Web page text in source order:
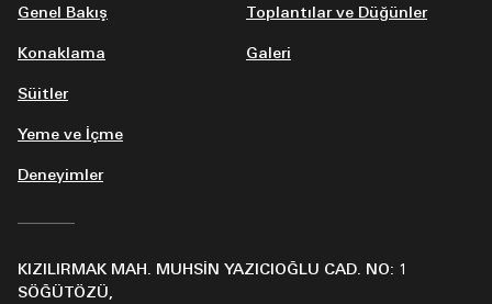
Genel Bakış
Konaklama
Süitler
Yeme ve İçme
Deneyimler
Toplantılar ve Düğünler
Galeri
KIZILIRMAK MAH. MUHSIN YAZICIOĞLU CAD. NO: 1
SÖĞÜTÖZÜ,